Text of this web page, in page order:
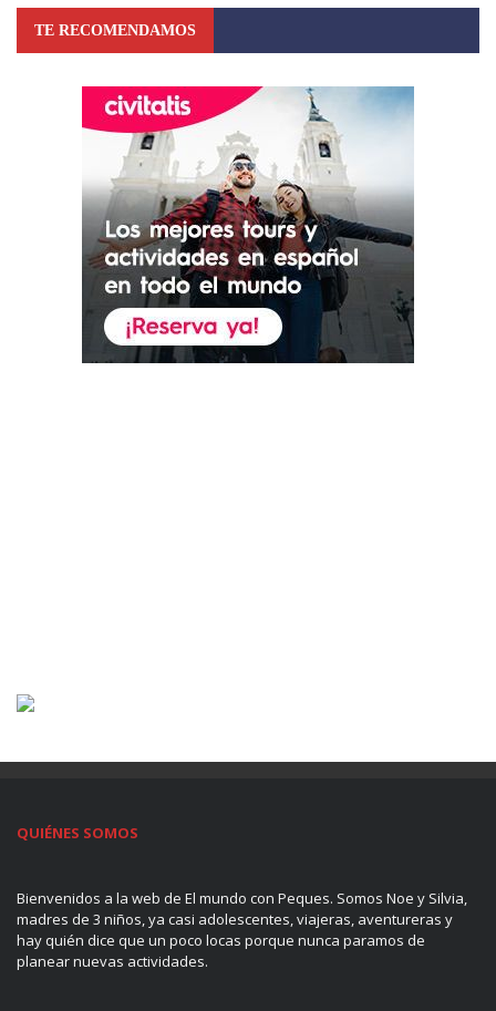
TE RECOMENDAMOS
QUIÉNES SOMOS
Bienvenidos a la web de El mundo con Peques. Somos Noe y Silvia,
madres de 3 niños, ya casi adolescentes, viajeras, aventureras y
hay quién dice que un poco locas porque nunca paramos de
planear nuevas actividades.